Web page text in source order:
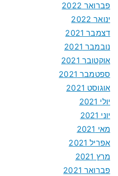
פברואר 2022
ינואר 2022
דצמבר 2021
נובמבר 2021
אוקטובר 2021
ספטמבר 2021
אוגוסט 2021
יולי 2021
יוני 2021
מאי 2021
אפריל 2021
מרץ 2021
פברואר 2021